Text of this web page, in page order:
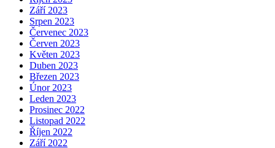
Září 2023
Srpen 2023
Červenec 2023
Červen 2023
Květen 2023
Duben 2023
Březen 2023
Únor 2023
Leden 2023
Prosinec 2022
Listopad 2022
Říjen 2022
Září 2022